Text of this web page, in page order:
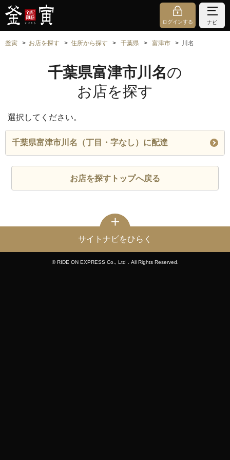
ログインする ナビ
釜寅 お店を探す 住所から探す 千葉県 富津市 川名
千葉県富津市川名の
お店を探す
選択してください。
千葉県富津市川名（丁目・字なし）に配達
お店を探すトップへ戻る
サイトナビをひらく
© RIDE ON EXPRESS Co., Ltd．All Rights Reserved.